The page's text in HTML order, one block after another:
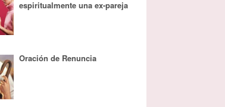
espiritualmente una ex-pareja
Oración de Renuncia